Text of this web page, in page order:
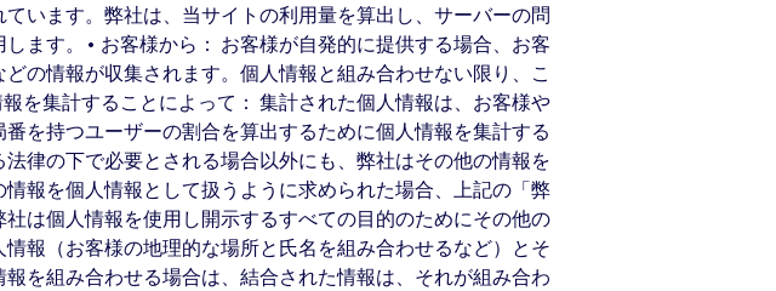
います。弊社は、当サイトの利用量を算出し、サーバーの問
ます。• お客様から： お客様が自発的に提供する場合、お客
の情報が収集されます。個人情報と組み合わせない限り、こ
を集計することによって： 集計された個人情報は、お客様や
を持つユーザーの割合を算出するために個人情報を集計する
律の下で必要とされる場合以外にも、弊社はその他の情報を
報を個人情報として扱うように求められた場合、上記の「弊
は個人情報を使用し開示するすべての目的のためにその他の
報（お客様の地理的な場所と氏名を組み合わせるなど）とそ
を組み合わせる場合は、結合された情報は、それが組み合わ